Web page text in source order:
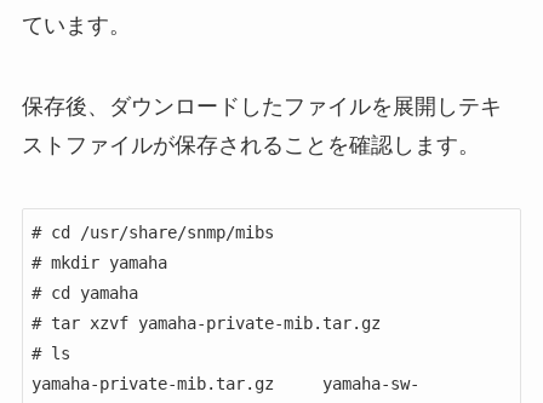
ています。
保存後、ダウンロードしたファイルを展開しテキ
ストファイルが保存されることを確認します。
# cd /usr/share/snmp/mibs
# mkdir yamaha
# cd yamaha
# tar xzvf yamaha-private-mib.tar.gz
# ls
yamaha-private-mib.tar.gz     yamaha-sw-